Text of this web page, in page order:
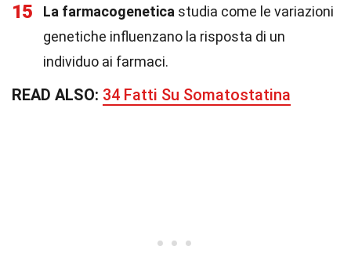
15 La farmacogenetica studia come le variazioni
genetiche influenzano la risposta di un
individuo ai farmaci.
READ ALSO: 34 Fatti Su Somatostatina